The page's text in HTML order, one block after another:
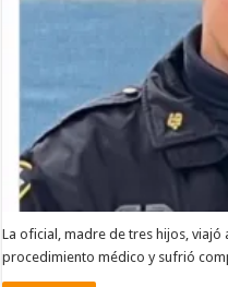
La oficial, madre de tres hijos,
procedimiento médico y sufrió